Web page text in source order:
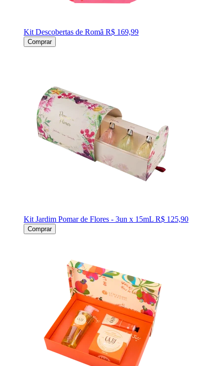
Kit Descobertas de Romã R$ 169,99
Comprar
Kit Jardim Pomar de Flores - 3un x 15mL R$ 125,90
Comprar